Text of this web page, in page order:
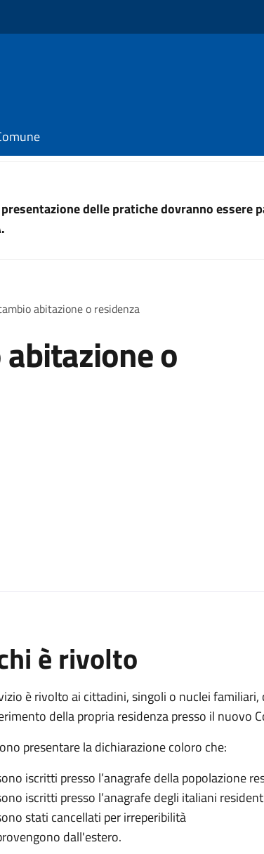
delle pratiche dovranno essere
abitazione o residenza
o
è rivolto
è rivolto ai cittadini, singoli o nuclei
della propria residenza presso il nuovo
presentare la dichiarazione coloro che:
iscritti presso l’anagrafe della popolazione
iscritti presso l’anagrafe degli italiani
stati cancellati per irreperibilità
dall'estero.